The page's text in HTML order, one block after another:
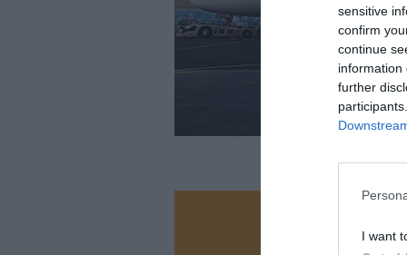
sensitive
confirm
continue
information
further
I want
Vous